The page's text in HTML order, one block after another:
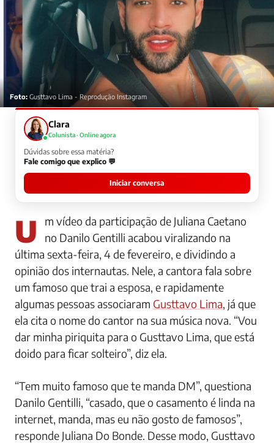
Foto: Gusttavo Lima - Reprodução Instagram
Clara
Colunista · Online agora
Dúvidas sobre essa matéria?
Fale comigo que explico 💬
Iniciar conversa
Um vídeo da participação de Juliana Caetano
no Danilo Gentilli acabou viralizando na
última sexta-feira, 4 de fevereiro, e dividindo a
opinião dos internautas. Nele, a cantora fala sobre
um famoso que trai a esposa, e rapidamente
algumas pessoas associaram Gusttavo Lima, já que
ela cita o nome do cantor na sua música nova. “Vou
dar minha piriquita para o Gusttavo Lima, que está
doido para ficar solteiro”, diz ela.
“Tem muito famoso que te manda DM”, questiona
Danilo Gentilli, “casado, que o casamento é linda na
internet, manda, mas eu não gosto de famosos”,
responde Juliana Do Bonde. Desse modo, Gusttavo